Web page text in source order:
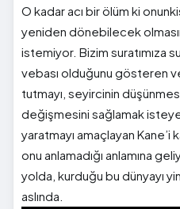
O kadar acı bir ölüm ki
yeniden dönebilecek
istemiyor. Bizim suratımıza
vebası olduğunu gösteren
tutmayı, seyircinin
değişmesini sağlamak
yaratmayı amaçlayan Kane’i
onu anlamadığı anlamına
yolda, kurduğu bu dünyayı
aslında.